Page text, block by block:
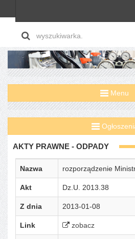
Menu
AKTY PRAWNE - ODPADY
Nazwa rozporządzenie
Akt Dz.U. 2013.38
Z dnia 2013-01-08
Link zobacz